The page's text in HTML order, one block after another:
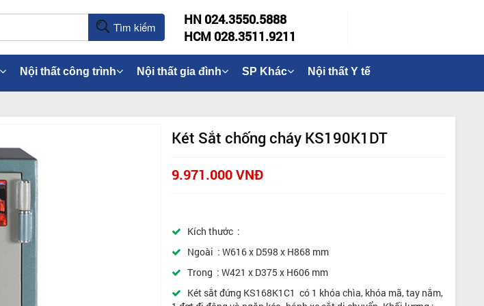
Tìm kiếm
HN 024.3550.5888
HCM 028.3511.9211
Nội thất công trình Nội thất gia đình SP Khác Nội thất Y tế
Két Sắt chống cháy KS190K1DT
9.971.000 VNĐ
Kích thước :
Ngoài : W616 x D598 x H868 mm
Trong : W421 x D375 x H606 mm
Két sắt đứng KS168K1C1 có 1 khóa chìa, khóa mã, tay nắm,